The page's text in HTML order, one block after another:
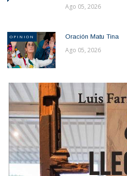
Ago 05, 2026
OPINION Oración Matu Tina
Ago 05, 2026